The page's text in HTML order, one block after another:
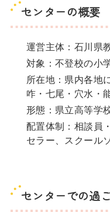
センターの概要
運営主体：石川県
対象：不登校の小
所在地：県内各地
咋・七尾・穴水・
形態：県立高等学
配置体制：相談員
セラー、スクール
センターでの過